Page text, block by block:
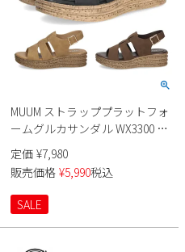
MUUM ストラッププラットフォ
ームグルカサンダル WX3300 レ
ディース
定価 ¥7,980
販売価格 ¥5,990税込
SALE